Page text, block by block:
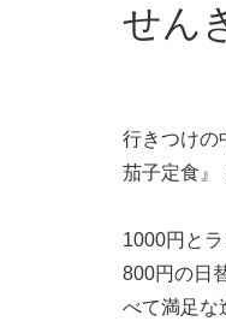
せん
行きつけの
茄子定食』
1000円と
800円の日
べて満足な